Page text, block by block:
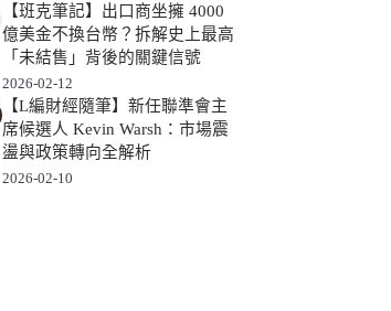
【班克筆記】出口商坐擁 4000
億美金不換台幣？拆解史上最高
「未結售」背後的關鍵信號
2026-02-12
【L編財經隨筆】新任聯準會主
席候選人 Kevin Warsh：市場震
盪與政策轉向全解析
2026-02-10